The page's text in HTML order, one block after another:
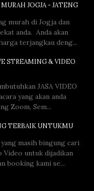
JOGJA - JATENG
murah di Jogja dan
anda. Anda akan
terjangkau deng...
STREAMING & VIDEO
JASA VIDEO
yang akan anda
Zoom, Sem...
TERBAIK UNTUKMU
masih bingung cari
Video untuk dijadikan
booking kami se...